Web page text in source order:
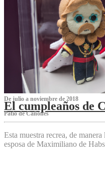
De julio a noviembre de 2018
El cumpleaños de
Patio de Cañones
Esta muestra recrea, de
esposa de Maximiliano de